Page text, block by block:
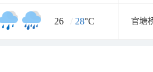
26 / 28°C 官塘